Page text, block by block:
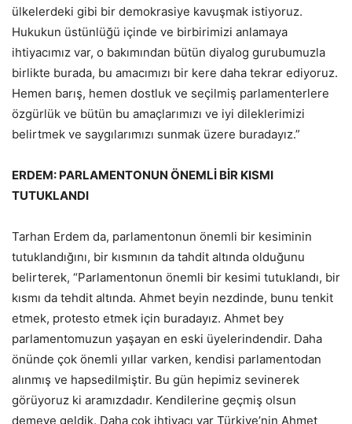
ülkelerdeki gibi bir demokrasiye kavuşmak istiyoruz.
Hukukun üstünlüğü içinde ve birbirimizi anlamaya
ihtiyacımız var, o bakımından bütün diyalog gurubumuzla
birlikte burada, bu amacımızı bir kere daha tekrar ediyoruz.
Hemen barış, hemen dostluk ve seçilmiş parlamenterlere
özgürlük ve bütün bu amaçlarımızı ve iyi dileklerimizi
belirtmek ve saygılarımızı sunmak üzere buradayız.”
ERDEM: PARLAMENTONUN ÖNEMLİ BİR KISMI
TUTUKLANDI
Tarhan Erdem da, parlamentonun önemli bir kesiminin
tutuklandığını, bir kısmının da tahdit altında olduğunu
belirterek, “Parlamentonun önemli bir kesimi tutuklandı, bir
kısmı da tehdit altında. Ahmet beyin nezdinde, bunu tenkit
etmek, protesto etmek için buradayız. Ahmet bey
parlamentomuzun yaşayan en eski üyelerindendir. Daha
önünde çok önemli yıllar varken, kendisi parlamentodan
alınmış ve hapsedilmiştir. Bu gün hepimiz sevinerek
görüyoruz ki aramızdadır. Kendilerine geçmiş olsun
demeye geldik. Daha çok ihtiyacı var Türkiye’nin Ahmet